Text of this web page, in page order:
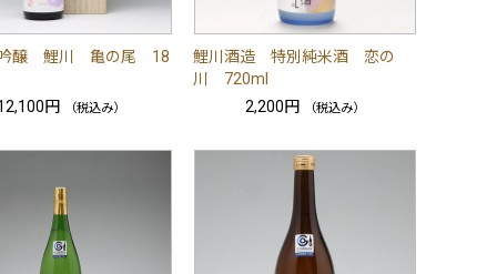
吟醸 鯉川 亀の尾 18
円 （税込み）
鯉川酒造 特別純米酒 恋の
川 720ml
2,200円
（税込み）